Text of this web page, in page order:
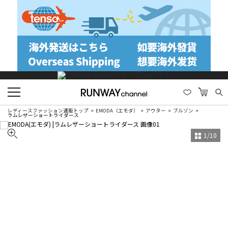
レディースファッション通販トップ EMODA（エモダ） アウター ブルゾン
ラムレザーショートライダース
1 /10